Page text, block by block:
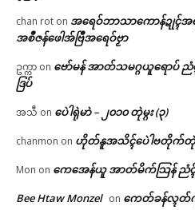
chan rot on အရေဝ်ဘာသာကောန်ဍုၚ်
အစဳဇန်ဖေါအ်ဗြဳအရေဝ်ဗၟာ
ဥက္ကာ on ဗော်မန် အာတ်သမဂ္ဂယူရောပ်
ဒြပ်
အသီ on ပေဲါရုဲမာဲ – ၂၀၁၀ တုဲမ္ဂး (၃)
chanmon on ဟိုတ်နူအသိၚ်ပေဲါဗတိုက်
Mon on ကေအေန်ယူ အာတ်မိက်သြန် ညံၚ်
Bee Htaw Monzel on ကေတ်ခန်လ္ၚ